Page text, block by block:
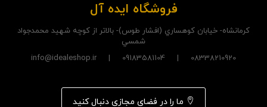
فروشگاه ایده آل
کرمانشاه- خيابان کوهساري (افشار طوس)- بالاتر از کوچه شهيد محمدجواد
شمسي
08338210920 | 09183581104 | info@idealeshop.ir
ما را در فضای مجازی دنبال کنید